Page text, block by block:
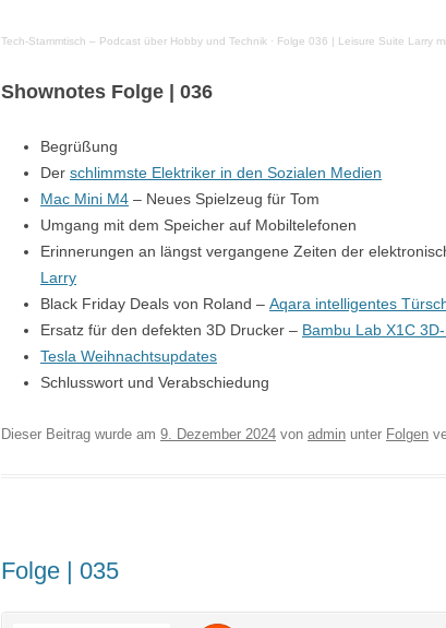
Tech-Stammtisch – Podcast über Hobby und Technik · Folge 036 | Leisure Suite Larry
Shownotes Folge | 036
Begrüßung
Der schlimmste Elektriker in den Sozialen Medien
Mac Mini M4 – Neues Spielzeug für Tom
Umgang mit dem Speicher auf Mobiltelefonen
Erinnerungen an längst vergangene Zeiten der
Larry
Black Friday Deals von Roland – Aqara intelligentes
Ersatz für den defekten 3D Drucker – Bambu Lab X1C
Tesla Weihnachtsupdates
Schlusswort und Verabschiedung
Dieser Beitrag wurde am 9. Dezember 2024 von admin unter Folgen
Folge | 035